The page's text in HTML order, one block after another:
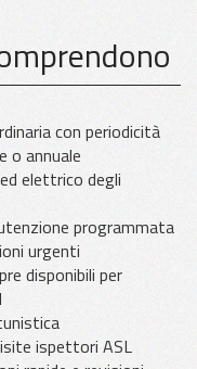
con periodicità
o annuale
elettrico degli
programmata
urgenti
disponibili per
ispettori ASL